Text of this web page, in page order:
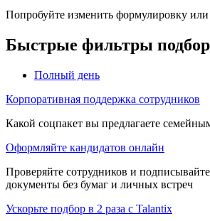
Попробуйте изменить формулировку
Быстрые фильтры
Полный день
Корпоративная поддержка сотрудников
Какой соцпакет вы предлагаете
Оформляйте кандидатов онлайн
Проверяйте сотрудников и
документы без бумаг и личных встреч
Ускорьте подбор в 2 раза с Talantix